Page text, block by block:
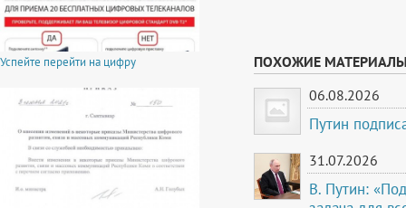
Успейте перейти на цифру
ПОХОЖИЕ
06.08.2026
Путин
31.07.2026
В. Путин: